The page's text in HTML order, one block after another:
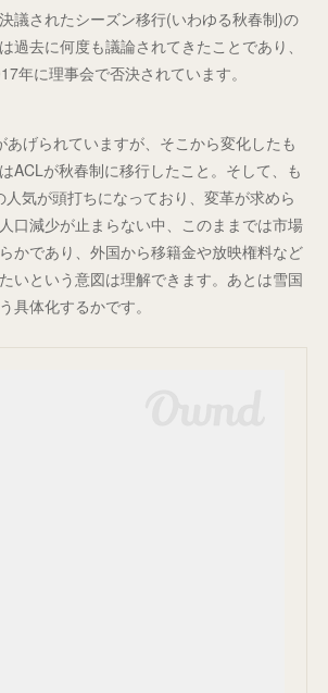
議されたシーズン移行(いわゆる秋春制)の
過去に何度も議論されてきたことであり、
年に理事会で否決されています。
あげられていますが、そこから変化したも
ACLが秋春制に移行したこと。そして、も
人気が頭打ちになっており、変革が求めら
口減少が止まらない中、このままでは市場
かであり、外国から移籍金や放映権料など
いという意図は理解できます。あとは雪国
具体化するかです。